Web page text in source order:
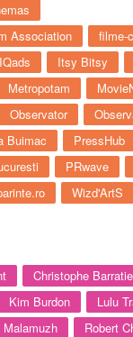
Association
filme-
IQads Itsy Bitsy
Metropotam
Observator
Buimac
PressHub
PRwave
Wizd'ArtS
Christophe
Kim Burdon
Lulu
Malamuzh Robert